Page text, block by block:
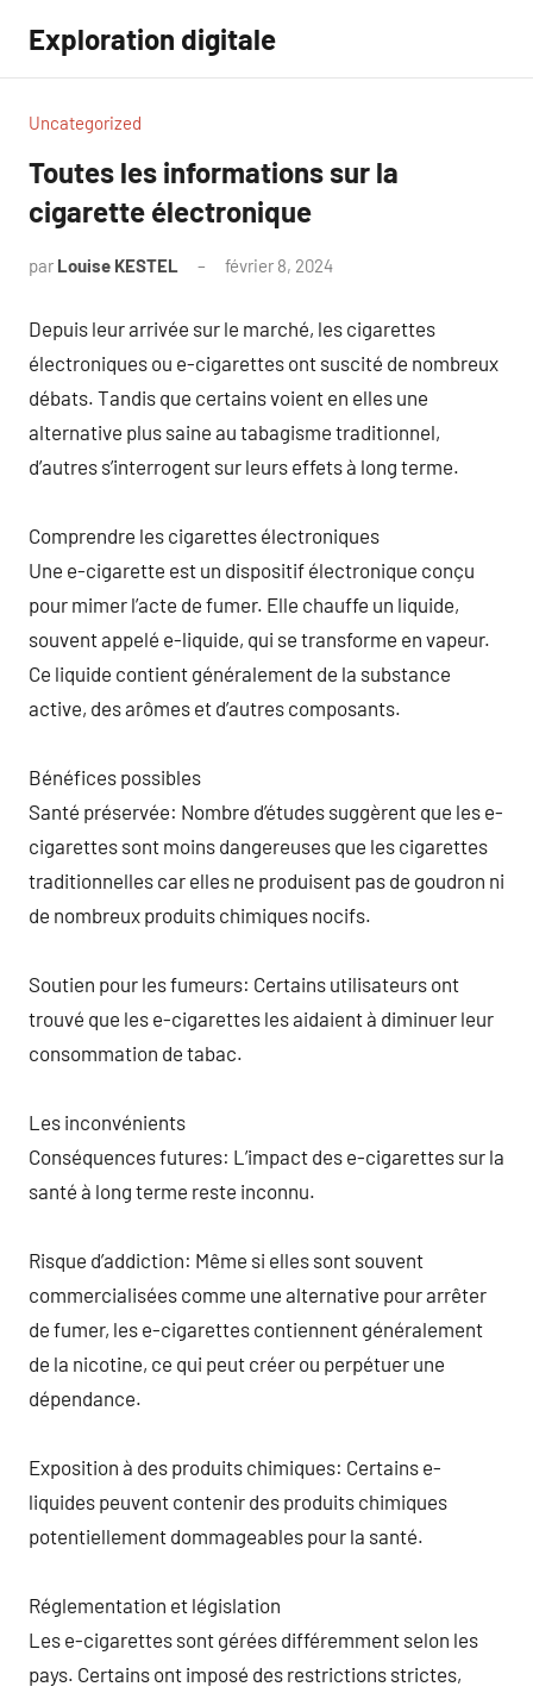
contenu
Exploration digitale
Uncategorized
Toutes les informations sur la
cigarette électronique
par Louise KESTEL février 8, 2024
Depuis leur arrivée sur le marché, les cigarettes
électroniques ou e-cigarettes ont suscité de nombreux
débats. Tandis que certains voient en elles une
alternative plus saine au tabagisme traditionnel,
d’autres s’interrogent sur leurs effets à long terme.
Comprendre les cigarettes électroniques
Une e-cigarette est un dispositif électronique conçu
pour mimer l’acte de fumer. Elle chauffe un liquide,
souvent appelé e-liquide, qui se transforme en vapeur.
Ce liquide contient généralement de la substance
active, des arômes et d’autres composants.
Bénéfices possibles
Santé préservée: Nombre d’études suggèrent que les e-
cigarettes sont moins dangereuses que les cigarettes
traditionnelles car elles ne produisent pas de goudron ni
de nombreux produits chimiques nocifs.
Soutien pour les fumeurs: Certains utilisateurs ont
trouvé que les e-cigarettes les aidaient à diminuer leur
consommation de tabac.
Les inconvénients
Conséquences futures: L’impact des e-cigarettes sur la
santé à long terme reste inconnu.
Risque d’addiction: Même si elles sont souvent
commercialisées comme une alternative pour arrêter
de fumer, les e-cigarettes contiennent généralement
de la nicotine, ce qui peut créer ou perpétuer une
dépendance.
Exposition à des produits chimiques: Certains e-
liquides peuvent contenir des produits chimiques
potentiellement dommageables pour la santé.
Réglementation et législation
Les e-cigarettes sont gérées différemment selon les
pays. Certains ont imposé des restrictions strictes,